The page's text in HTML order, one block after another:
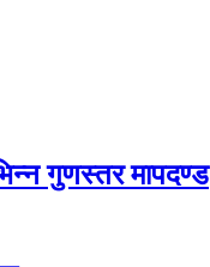
गुणस्तर मापदण्ड